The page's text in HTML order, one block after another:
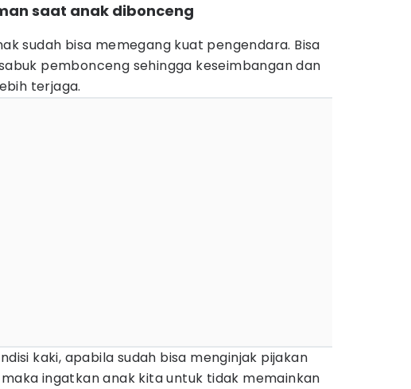
saat anak dibonceng
sudah bisa memegang kuat pengendara. Bisa
pembonceng sehingga keseimbangan dan
terjaga.
kaki, apabila sudah bisa menginjak pijakan
ingatkan anak kita untuk tidak memainkan